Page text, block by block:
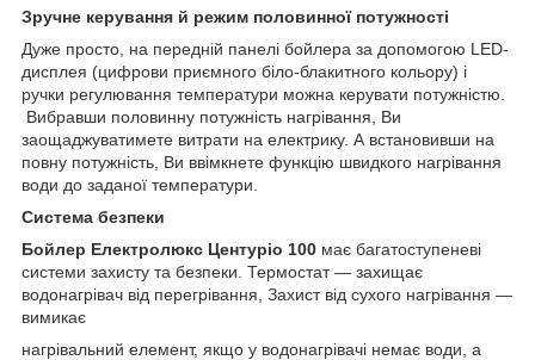
Зручне керування й режим половинної потужності
Дуже просто, на передній панелі бойлера за допомогою LED-
дисплея (цифрови приємного біло-блакитного кольору) і
ручки регулювання температури можна керувати потужністю.
Вибравши половинну потужність нагрівання, Ви
заощаджуватимете витрати на електрику. А встановивши на
повну потужність, Ви ввімкнете функцію швидкого нагрівання
води до заданої температури.
Система безпеки
Бойлер Електролюкс Центуріо 100 має багатоступеневі
системи захисту та безпеки. Термостат — захищає
водонагрівач від перегрівання, Захист від сухого нагрівання —
вимикає
нагрівальний елемент, якщо у водонагрівачі немає води, а